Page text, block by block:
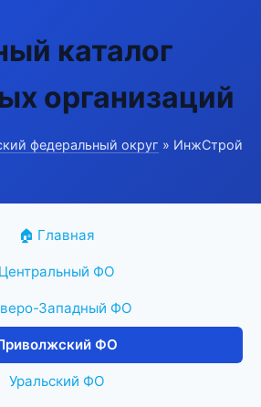
каталог
организаций
федеральный округ » ИнжСтрой
🏠 Главная
Центральный ФО
Западный ФО
ФО
Уральский ФО